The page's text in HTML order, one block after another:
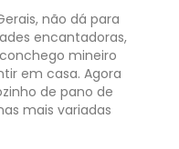
não dá para
encantadoras,
mineiro
em casa. Agora
de pano de
mais variadas